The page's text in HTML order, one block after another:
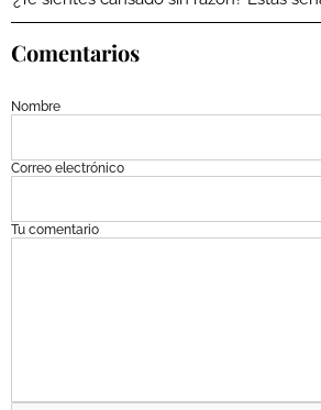
Comentarios
Nombre
Correo electrónico
Tu comentario